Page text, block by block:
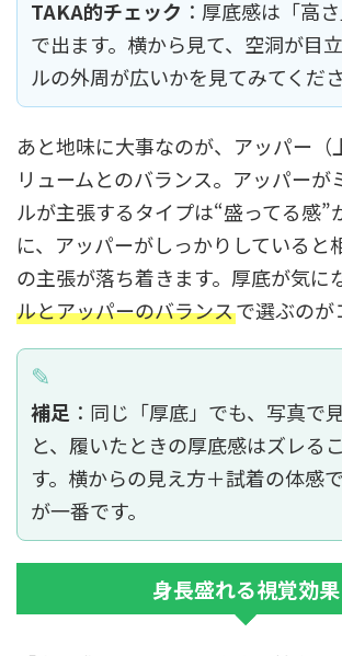
TAKA的チェック ：厚底感は「高
で出ます。横から見て、空洞が目
ルの外周が広いかを見てみてくださ
あと地味に大事なのが、アッパー（
リュームとのバランス。アッパーが
ルが主張するタイプは“盛ってる感”
に、アッパーがしっかりしていると
の主張が落ち着きます。厚底が気に
ルとアッパーのバランスで選ぶのが
補足 ：同じ「厚底」でも、写真で
と、履いたときの厚底感はズレる
す。横からの見え方＋試着の体感
が一番です。
身長盛れる視覚効果